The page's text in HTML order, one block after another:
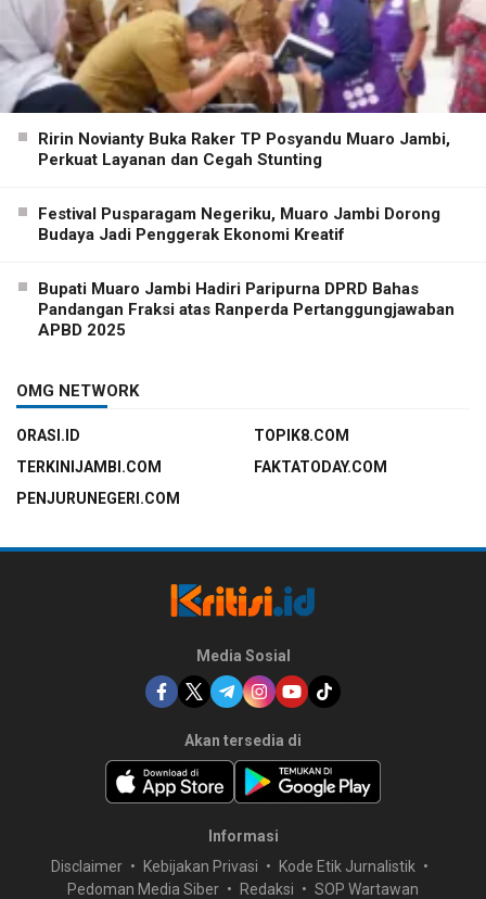
Ririn Novianty Buka Raker TP Posyandu Muaro Jambi,
Perkuat Layanan dan Cegah Stunting
Festival Pusparagam Negeriku, Muaro Jambi Dorong
Budaya Jadi Penggerak Ekonomi Kreatif
Bupati Muaro Jambi Hadiri Paripurna DPRD Bahas
Pandangan Fraksi atas Ranperda Pertanggungjawaban
APBD 2025
OMG NETWORK
ORASI.ID
TOPIK8.COM
TERKINIJAMBI.COM
FAKTATODAY.COM
PENJURUNEGERI.COM
Media Sosial
Akan tersedia di
Informasi
Disclaimer
Kebijakan Privasi
Kode Etik Jurnalistik
Pedoman Media Siber
Redaksi SOP Wartawan